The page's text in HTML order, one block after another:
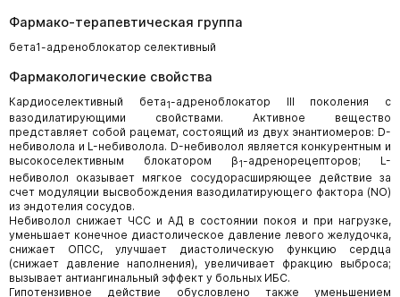
Фармако-терапевтическая группа
бета1-адреноблокатор селективный
Фармакологические свойства
Кардиоселективный бета1-адреноблокатор III поколения с
вазодилатирующими свойствами. Активное вещество
представляет собой рацемат, состоящий из двух энантиомеров: D-
небиволола и L-небиволола. D-небиволол является конкурентным и
высокоселективным блокатором β1-адренорецепторов; L-
небиволол оказывает мягкое сосудорасширяющее действие за
счет модуляции высвобождения вазодилатирующего фактора (NO)
из эндотелия сосудов.
Небиволол снижает ЧСС и АД в состоянии покоя и при нагрузке,
уменьшает конечное диастолическое давление левого желудочка,
снижает ОПСС, улучшает диастолическую функцию сердца
(снижает давление наполнения), увеличивает фракцию выброса;
вызывает антиангинальный эффект у больных ИБС.
Гипотензивное действие обусловлено также уменьшением